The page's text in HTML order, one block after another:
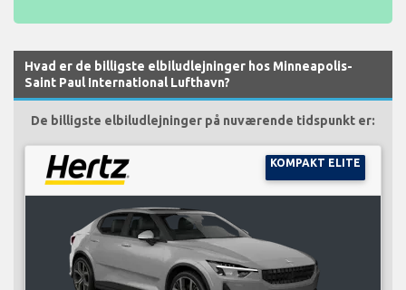
Hvad er de billigste elbiludlejninger hos Minneapolis-
Saint Paul International Lufthavn?
De billigste elbiludlejninger på nuværende tidspunkt er:
KOMPAKT ELITE